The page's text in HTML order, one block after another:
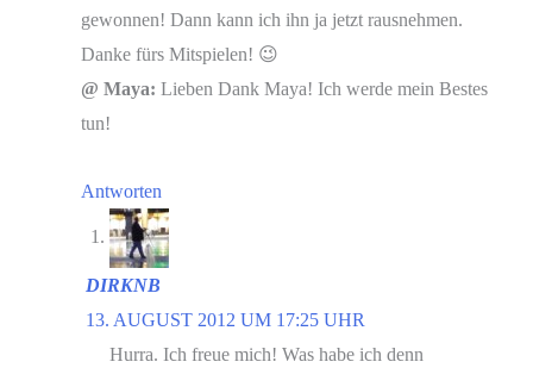
gewonnen! Dann kann ich ihn ja jetzt rausnehmen.
Danke fürs Mitspielen! 😉
@ Maya: Lieben Dank Maya! Ich werde mein Bestes
tun!
Antworten
DIRKNB
13. AUGUST 2012 UM 17:25 UHR
Hurra. Ich freue mich! Was habe ich denn